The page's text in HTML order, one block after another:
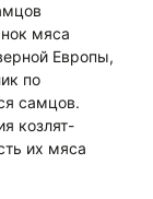
мяса
Европы,
по
самцов.
козлят-
их мяса